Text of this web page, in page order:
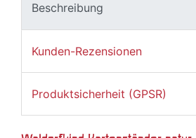
Beschreibung
Kunden-Rezensionen
Produktsicherheit (GPSR)